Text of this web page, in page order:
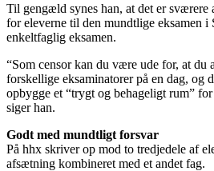
Til gengæld synes han, at det er sværere
for eleverne til den mundtlige eksamen i
enkeltfaglig eksamen.
“Som censor kan du være ude for, at du
forskellige eksaminatorer på en dag, og
opbygge et “trygt og behageligt rum”
siger han.
Godt med mundtligt forsvar
På hhx skriver op mod to tredjedele af
afsætning kombineret med et andet fag.